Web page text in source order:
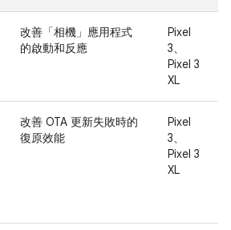
改善「相機」應用程式
的啟動和反應
Pixel
3、
Pixel 3
XL
改善 OTA 更新失敗時的
復原效能
Pixel
3、
Pixel 3
XL